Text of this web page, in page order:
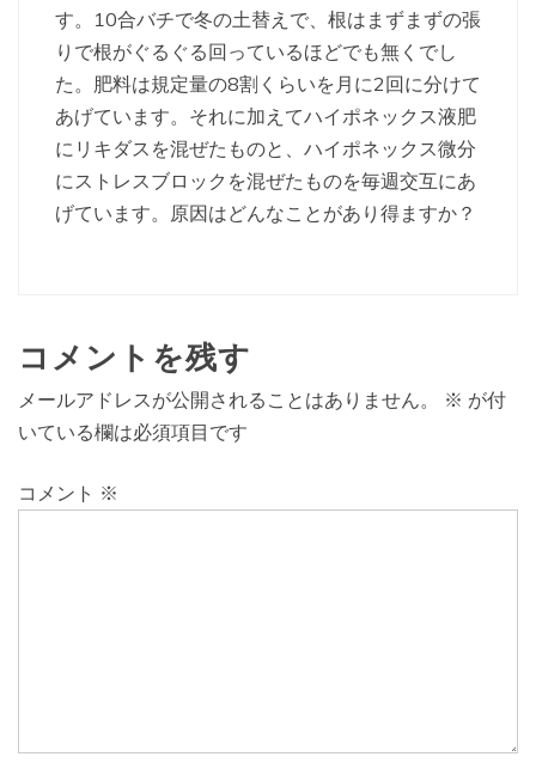
す。10合バチで冬の土替えで、根はまずまずの張
りで根がぐるぐる回っているほどでも無くでし
た。肥料は規定量の8割くらいを月に2回に分けて
あげています。それに加えてハイポネックス液肥
にリキダスを混ぜたものと、ハイポネックス微分
にストレスブロックを混ぜたものを毎週交互にあ
げています。原因はどんなことがあり得ますか？
コメントを残す
メールアドレスが公開されることはありません。 ※ が付
いている欄は必須項目です
コメント ※